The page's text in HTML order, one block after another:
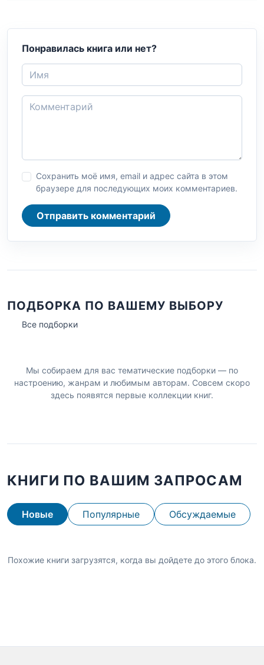
Понравилась книга или нет?
Сохранить моё имя, email и адрес сайта в этом
браузере для последующих моих комментариев.
Отправить комментарий
ПОДБОРКА ПО ВАШЕМУ ВЫБОРУ
Все подборки
Мы собираем для вас тематические подборки — по
настроению, жанрам и любимым авторам. Совсем скоро
здесь появятся первые коллекции книг.
КНИГИ ПО ВАШИМ ЗАПРОСАМ
Новые Популярные Обсуждаемые
Похожие книги загрузятся, когда вы дойдете до этого блока.